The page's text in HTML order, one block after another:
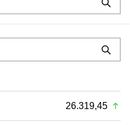
26.319,45